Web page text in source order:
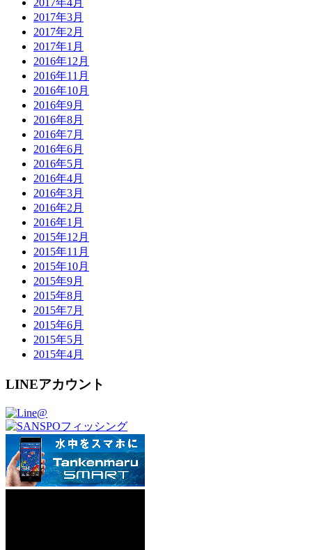
2017年4月
2017年3月
2017年2月
2017年1月
2016年12月
2016年11月
2016年10月
2016年9月
2016年8月
2016年7月
2016年6月
2016年5月
2016年4月
2016年3月
2016年2月
2016年1月
2015年12月
2015年11月
2015年10月
2015年9月
2015年8月
2015年7月
2015年6月
2015年5月
2015年4月
LINEアカウント